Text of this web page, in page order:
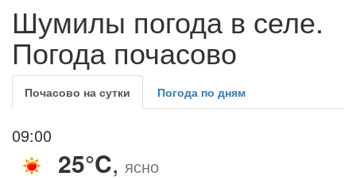
Шумилы погода в селе.
Погода почасово
Почасово на сутки Погода по дням
09:00
25°C, ясно